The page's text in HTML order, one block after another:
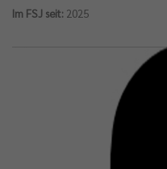
Im FSJ seit: 2025